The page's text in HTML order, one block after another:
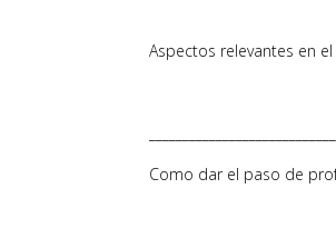
Aspectos relevantes en
Como dar el paso de